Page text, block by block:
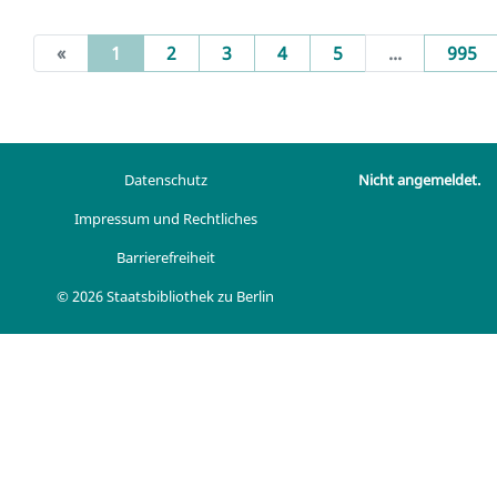
« 1 (current)
2 3 4 5 ... 995
Datenschutz
Impressum und Rechtliches
Barrierefreiheit
© 2026 Staatsbibliothek zu Berlin
Nicht angemeldet.